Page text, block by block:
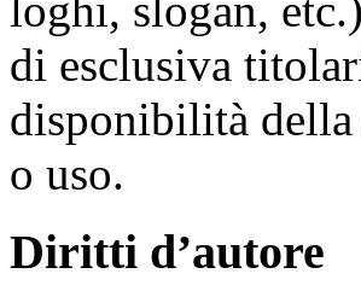
di esclusiva
disponibilità della
o uso.
Diritti d’autore